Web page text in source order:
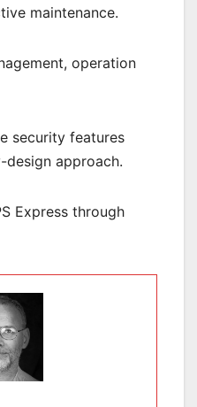
maintenance.
operation
security features
approach.
Express through